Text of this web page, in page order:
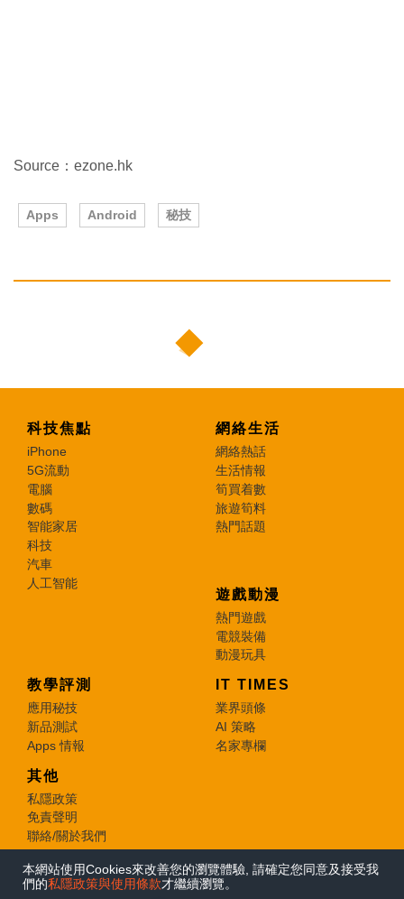
Source：ezone.hk
Apps Android 秘技
科技焦點
iPhone
5G流動
電腦
數碼
智能家居
科技
汽車
人工智能
網絡生活
網絡熱話
生活情報
筍買着數
旅遊筍料
熱門話題
遊戲動漫
熱門遊戲
電競裝備
動漫玩具
教學評測
應用秘技
新品測試
Apps 情報
IT TIMES
業界頭條
AI 策略
名家專欄
其他
私隱政策
免責聲明
聯絡/關於我們
© 2026 e-zone. All Rights Reserved.
本網站使用Cookies來改善您的瀏覽體驗, 請確定您同意及接受我
們的私隱政策與使用條款才繼續瀏覽。